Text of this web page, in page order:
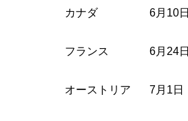
カナダ 6月10日
フランス 6月24日
オーストリア 7月1日